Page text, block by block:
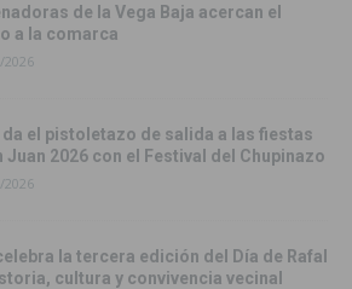
de la Vega Baja acercan el
a la comarca
2026
el pistoletazo de salida a las fiestas
Juan 2026 con el Festival del Chupinazo
2026
la tercera edición del Día de Rafal
cultura y convivencia vecinal